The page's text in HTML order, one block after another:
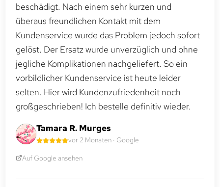
beschädigt. Nach einem sehr kurzen und
überaus freundlichen Kontakt mit dem
Kundenservice wurde das Problem jedoch sofort
gelöst. Der Ersatz wurde unverzüglich und ohne
jegliche Komplikationen nachgeliefert. So ein
vorbildlicher Kundenservice ist heute leider
selten. Hier wird Kundenzufriedenheit noch
großgeschrieben! Ich bestelle definitiv wieder.
Tamara R. Murges
vor 2 Monaten · Google
Auf Google ansehen